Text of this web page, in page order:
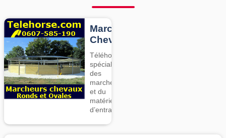
Marcheurs
Chevaux
Téléhorse,
spécialiste
des
marcheurs
et du
matériel
d’entrainement